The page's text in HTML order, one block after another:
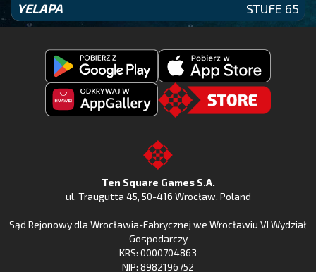
YELAPA STUFE 65
Pobierz
Fishing
Pobierz
Fishing
z
Apple
Store
Huawei
Gallery
to
the
Ten Square Games S.A.
ul. Traugutta 45, 50-416 Wrocław, Poland
Sąd Rejonowy dla Wrocławia-Fabrycznej we Wrocławiu VI Wydział
Gospodarczy
KRS: 0000704863
NIP: 8982196752